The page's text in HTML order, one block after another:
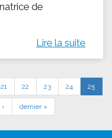
de
Lire la suite
21 22 23 24 25
dernier »